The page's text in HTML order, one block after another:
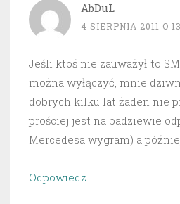
AbDuL
4 SIERPNIA 2011 O
Jeśli ktoś nie zauważył to
można wyłączyć, mnie
dobrych kilku lat żaden nie
prościej jest na badziewie
Mercedesa wygram) a
Odpowiedz